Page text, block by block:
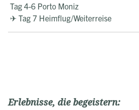
Tag 4-6 Porto Moniz
✈ Tag 7 Heimflug/Weiterreise
Erlebnisse, die begeistern: